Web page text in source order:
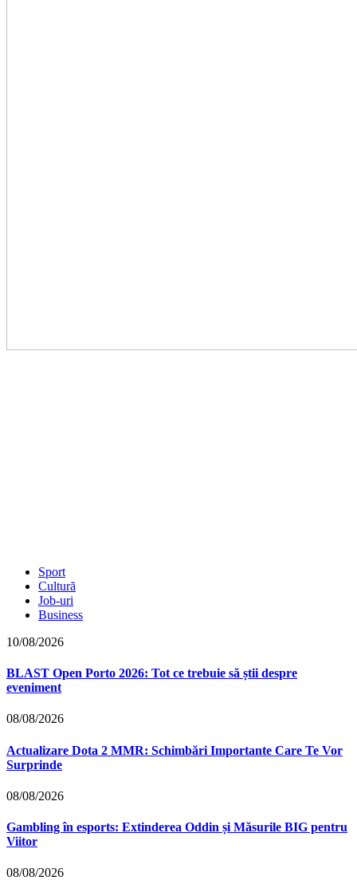
Sport
Cultură
Job-uri
Business
10/08/2026
BLAST Open Porto 2026: Tot ce trebuie să știi despre
eveniment
08/08/2026
Actualizare Dota 2 MMR: Schimbări Importante Care Te Vor
Surprinde
08/08/2026
Gambling în esports: Extinderea Oddin și Măsurile BIG pentru
Viitor
08/08/2026